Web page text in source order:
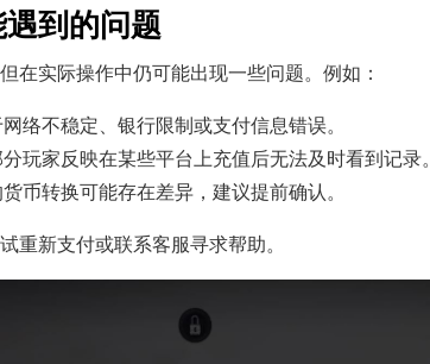
到的问题
在实际操作中仍可能出现一些问题。例如：
络不稳定、银行限制或支付信息错误。
分玩家反映在某些平台上充值后无法及时看到记录。
币转换可能存在差异，建议提前确认。
重新支付或联系客服寻求帮助。